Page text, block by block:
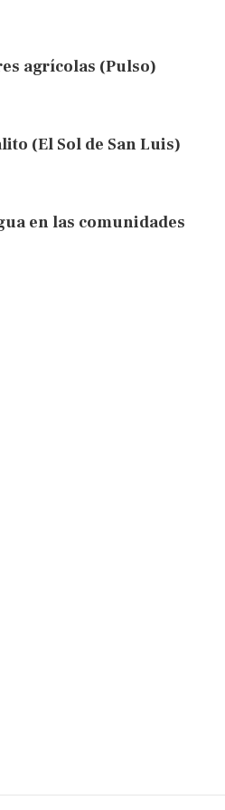
agrícolas (Pulso)
(El Sol de San Luis)
en las comunidades